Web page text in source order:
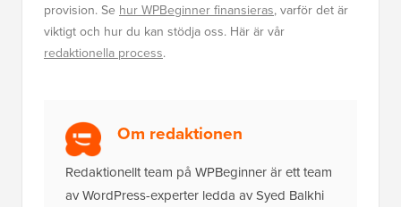
provision. Se hur WPBeginner finansieras, varför det är
viktigt och hur du kan stödja oss. Här är vår
redaktionella process.
Om redaktionen
Redaktionellt team på WPBeginner är ett team
av WordPress-experter ledda av Syed Balkhi